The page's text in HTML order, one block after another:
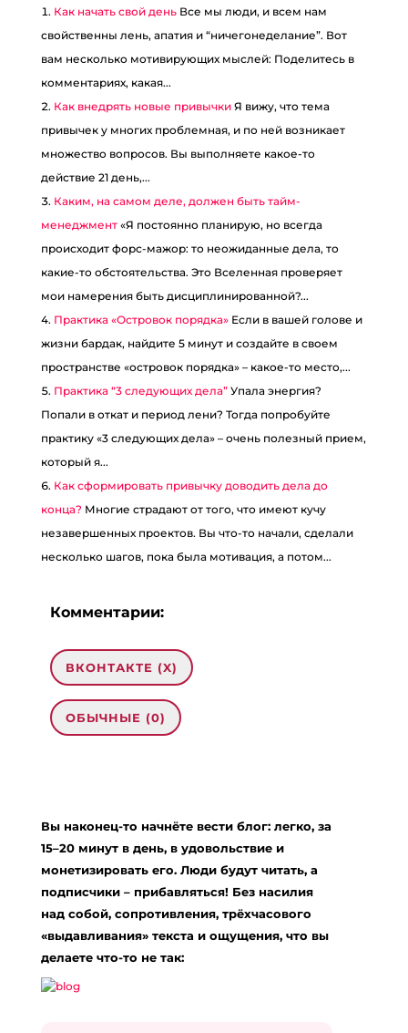
Как начать свой день Все мы люди, и всем нам
свойственны лень, апатия и “ничегонеделание”. Вот
вам несколько мотивирующих мыслей: Поделитесь в
комментариях, какая...
Как внедрять новые привычки Я вижу, что тема
привычек у многих проблемная, и по ней возникает
множество вопросов. Вы выполняете какое-то
действие 21 день,...
Каким, на самом деле, должен быть тайм-
менеджмент «Я постоянно планирую, но всегда
происходит форс-мажор: то неожиданные дела, то
какие-то обстоятельства. Это Вселенная проверяет
мои намерения быть дисциплинированной?...
Практика «Островок порядка» Если в вашей голове и
жизни бардак, найдите 5 минут и создайте в своем
пространстве «островок порядка» – какое-то место,...
Практика “3 следующих дела” Упала энергия?
Попали в откат и период лени? Тогда попробуйте
практику «3 следующих дела» – очень полезный прием,
который я...
Как сформировать привычку доводить дела до
конца? Многие страдают от того, что имеют кучу
незавершенных проектов. Вы что-то начали, сделали
несколько шагов, пока была мотивация, а потом...
Комментарии:
ВКОНТАКТЕ (X)
ОБЫЧНЫЕ (0)
Обязательные поля помечены*
Вы наконец-то начнёте вести блог: легко, за
15–20 минут в день, в удовольствие и
монетизировать его. Люди будут читать, а
подписчики – прибавляться! Без насилия
над собой, сопротивления, трёхчасового
«выдавливания» текста и ощущения, что вы
делаете что-то не так: